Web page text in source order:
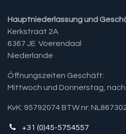
Hauptniederlassung und
Kerkstraat 2A
6367 JE Voerendaal
Niederlande
Öffnungszeiten Geschäft:
Mittwoch und Donnerstag, nach
KvK: 95792074 BTW nr:
+31 (0)45-5754557